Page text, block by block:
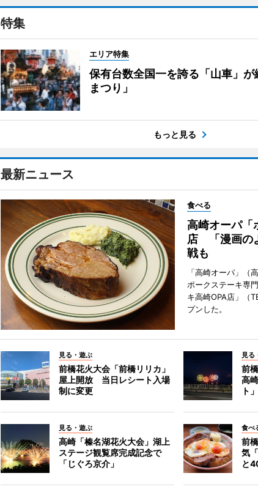
特集
エリア特集
保有台数全国一を誇る「山車」
まつり」
もっと見る
最新ニュース
食べる
高崎オーパ「
店 「漫画の
戦も
「高崎オーパ」（
ポークステーキ専
キ高崎OPA店」（
プンした。
見る・遊ぶ
前橋花火大会「前橋リリカ」
屋上開放 当日レシート入場
制に変更
見る
前
高
ト
見る・遊ぶ
高崎「榛名湖花火大会」湖上
ステージ観覧席完成記念で
「じぐろ京介」
食べ
前
気
と